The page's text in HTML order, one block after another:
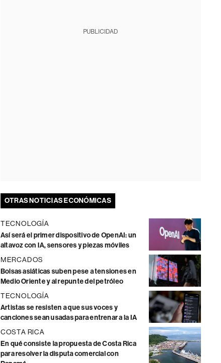
PUBLICIDAD
OTRAS NOTICIAS ECONÓMICAS
TECNOLOGÍA
Así será el primer dispositivo de OpenAI: un
altavoz con IA, sensores y piezas móviles
MERCADOS
Bolsas asiáticas suben pese a tensiones en
Medio Oriente y al repunte del petróleo
TECNOLOGÍA
Artistas se resisten a que sus voces y
canciones sean usadas para entrenar a la IA
COSTA RICA
En qué consiste la propuesta de Costa Rica
para resolver la disputa comercial con